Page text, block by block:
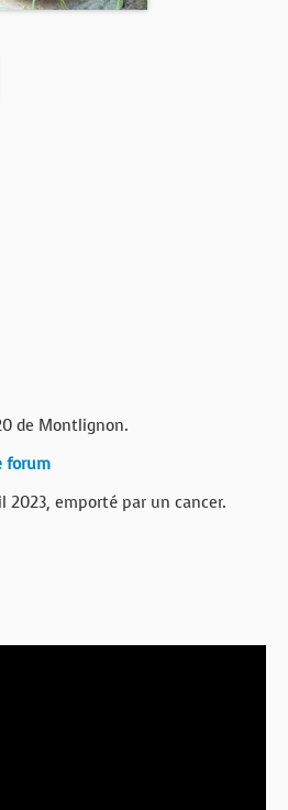
de Montlignon.
forum
2023, emporté par un cancer.